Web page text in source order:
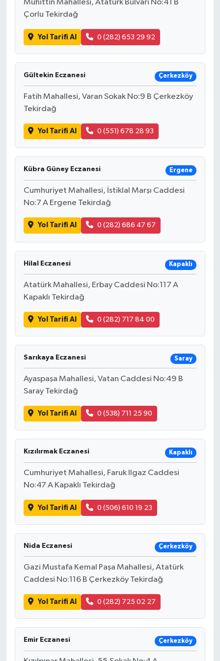
Muhittin Mahallesi, Atatürk Bulvarı No:41 B
Çorlu Tekirdağ
Yol Tarifi Al 0 (282) 653 29 92
Gültekin Eczanesi Çerkezköy
Fatih Mahallesi, Varan Sokak No:9 B Çerkezköy
Tekirdağ
Yol Tarifi Al 0 (551) 678 28 93
Kübra Güney Eczanesi Ergene
Cumhuriyet Mahallesi, İstiklal Marşı Caddesi
No:7 A Ergene Tekirdağ
Yol Tarifi Al 0 (282) 686 47 67
Hilal Eczanesi Kapaklı
Atatürk Mahallesi, Erbay Caddesi No:117 A
Kapaklı Tekirdağ
Yol Tarifi Al 0 (282) 717 84 00
Sarıkaya Eczanesi Saray
Ayaspaşa Mahallesi, Vatan Caddesi No:49 B
Saray Tekirdağ
Yol Tarifi Al 0 (538) 711 25 90
Kızılırmak Eczanesi Kapaklı
Cumhuriyet Mahallesi, Faruk Ilgaz Caddesi
No:47 A Kapaklı Tekirdağ
Yol Tarifi Al 0 (506) 610 19 23
Nida Eczanesi Çerkezköy
Gazi Mustafa Kemal Paşa Mahallesi, Atatürk
Caddesi No:116 B Çerkezköy Tekirdağ
Yol Tarifi Al 0 (282) 725 02 27
Emir Eczanesi Çerkezköy